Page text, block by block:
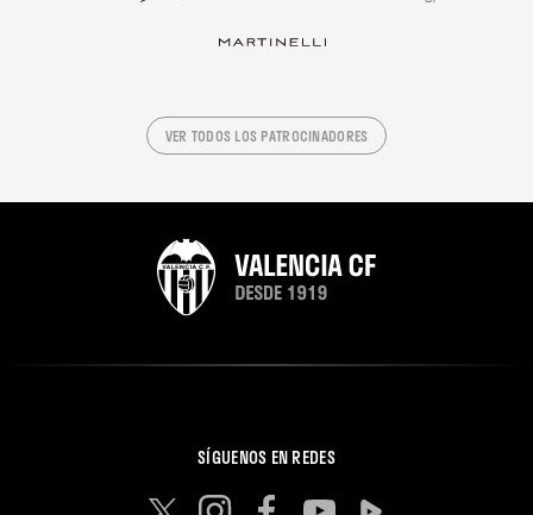
VER TODOS LOS PATROCINADORES
SÍGUENOS EN REDES